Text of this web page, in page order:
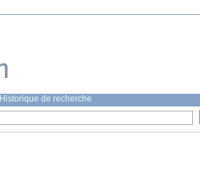
Historique de recherche